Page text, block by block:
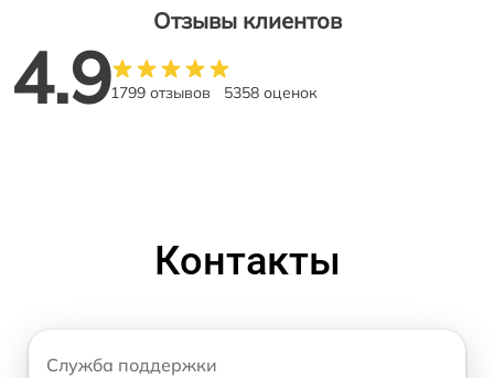
Отзывы клиентов
4.91799 отзывов 5358 оценок
Контакты
Служба поддержки